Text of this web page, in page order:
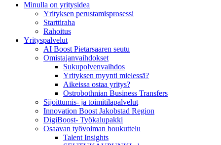
Minulla on yritysidea
Yrityksen perustamisprosessi
Starttiraha
Rahoitus
Yrityspalvelut
AI Boost Pietarsaaren seutu
Omistajanvaihdokset
Sukupolvenvaihdos
Yrityksen myynti mielessä?
Aikeissa ostaa yritys?
Ostrobothnian Business Transfers
Sijoittumis- ja toimitilapalvelut
Innovation Boost Jakobstad Region
DigiBoost- Työkalupakki
Osaavan työvoiman houkuttelu
Talent Insights